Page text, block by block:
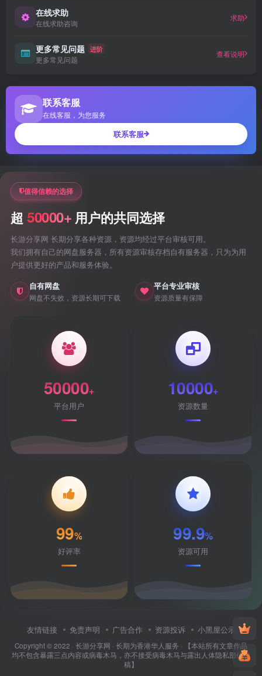
在线求助
在线求助咨询
求助
更多常见问题 进阶
更多常见问题
查看说明
联系客服
在线客服，为您服务
联系客服
值得信赖的选择
超 50000+ 用户的共同选择
长游分享网 长期分享各种资源，资源均经过平台审核可用。
我们拥有自己的网盘服务器，所有资源审核存档自有服务器，只为为用
户提供更好的产品和服务体验。
自有网盘
网盘不失效，资源长期可下载
平台专业审核
资源质量有保障
50000+
平台用户
10000+
资源数量
99%
好评率
99.9%
资源可用
友情链接 免责声明 广告合作 资源投诉 小黑屋公示
Copyright © 2022 · 长游分享网 · 长期为香港华人服务 · 【本站所有文章作品
均不包含暴露三点内容或病毒木马，亦不接受病毒木马与露出人体隐私部位投
稿】